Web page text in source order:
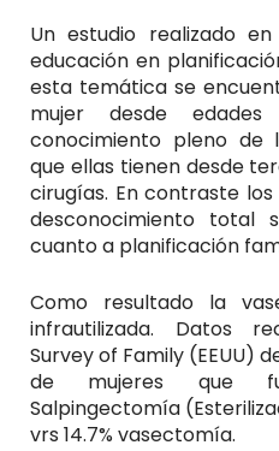
Un estudio realizado
educación en
esta temática se
mujer desde
conocimiento pleno de
que ellas tienen desde
cirugías. En contraste
desconocimiento total
cuanto a planificación
Como resultado la
infrautilizada. Datos
Survey of Family (EEUU)
de mujeres que
Salpingectomía
vrs 14.7% vasectomía.